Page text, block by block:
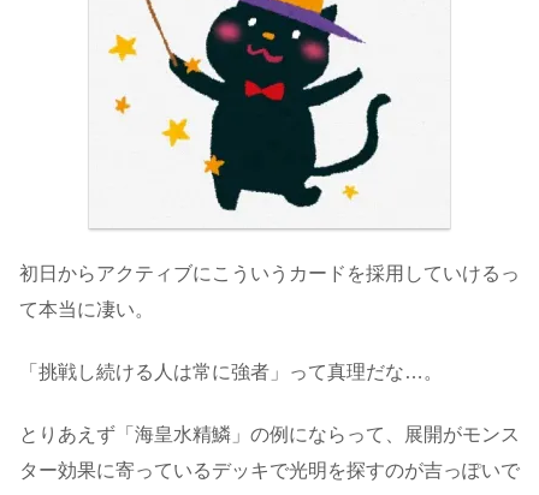
初日からアクティブにこういうカードを採用していけるっ
て本当に凄い。
「挑戦し続ける人は常に強者」って真理だな…。
とりあえず「海皇水精鱗」の例にならって、展開がモンス
ター効果に寄っているデッキで光明を探すのが吉っぽいで